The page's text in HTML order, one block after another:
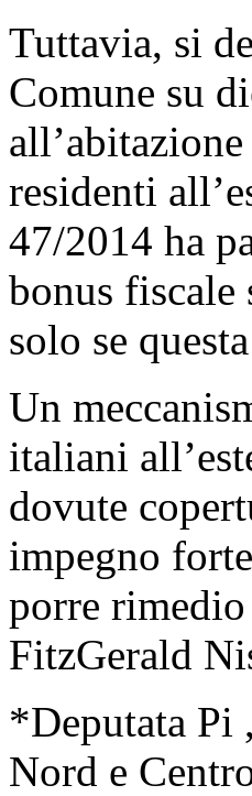
Tuttavia, si
Comune su
residenti
47/2014 ha
bonus
solo se
Un
italiani
dovute
impegno
porre
FitzGerald
*Deputata Pi
Nord e